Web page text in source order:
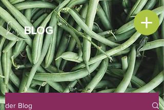
der BLOG
der Blog